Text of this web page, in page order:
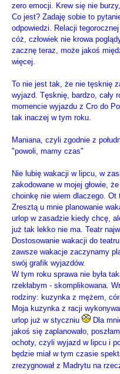
zero emocji. Krew się nie
Co jest? Zadaję sobie to
odpowiedzi. Relacji
cóż, człowiek nie krowa
zacznę teraz, może jakoś
więcej.
To nie jest tak, że nie tęsknię
wyjazd. Tęsknię, bardzo, cały
momencie wyjazdu z Cro do
tak inaczej w tym roku.
Maniana, czyli zgodnie z
"powoli, mamy czas"
Nie lubię wakacji w lipcu, w
zakodowane w mojej głowie,
choinkę nie wiem dlaczego. Ot
Zresztą u mnie planowanie
urlop w zasadzie kiedy chcę,
już tak lekko nie ma. Teatr
Dostosowanie wakacji do
zawsze wakacje zaczynamy
swój grafik wyjazdów.
W tym roku sprawa nie była
rzekłabym - skomplikowana.
rodziny: kuzynka z mężem,
Moja kuzynka z racji
urlop już w styczniu
Dla
jakoś się zaplanowało,
ochoty, czyli wyjazd w lipcu i
będzie miał w tym czasie
zrezygnował z Madrytu na